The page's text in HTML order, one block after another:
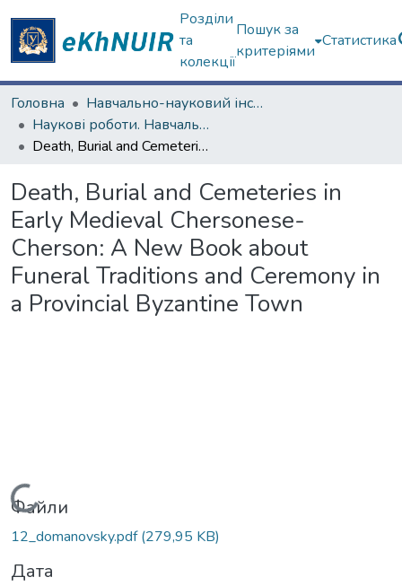
Розділи
та
колекції
Пошук за
критеріями
Статистика
Головна
Навчально-науковий інститут філософії, культурології, політології
Наукові роботи. Навчально-науковий інститут філософії, культурології, політології
Death, Burial and Cemeteries in Early Medieval Chersonese-Cherson: A New Book about Funeral Traditions and Ceremony in a Provincial Byzantine Town
Death, Burial and Cemeteries in
Early Medieval Chersonese-
Cherson: A New Book about
Funeral Traditions and Ceremony in
a Provincial Byzantine Town
Вантажиться...
Файли
12_domanovsky.pdf(279,95 KB)
Дата